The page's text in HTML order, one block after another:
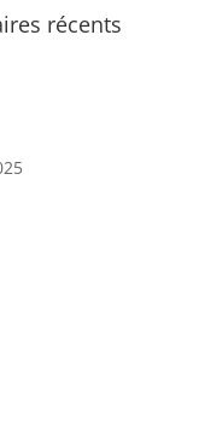
récents